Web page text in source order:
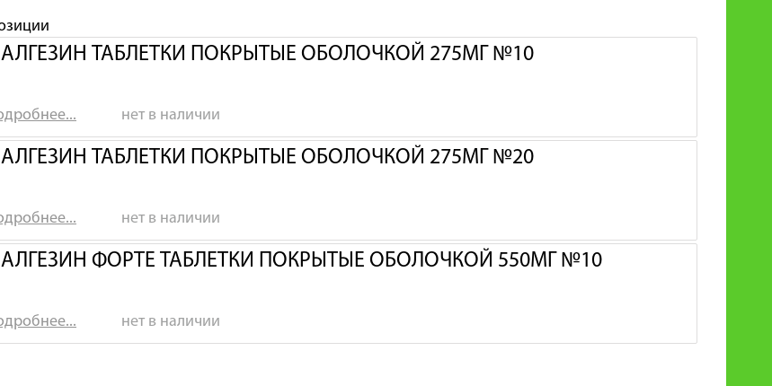
ТАБЛЕТКИ ПОКРЫТЫЕ ОБОЛОЧКОЙ 275МГ №10
нет в наличии
ТАБЛЕТКИ ПОКРЫТЫЕ ОБОЛОЧКОЙ 275МГ №20
нет в наличии
ФОРТЕ ТАБЛЕТКИ ПОКРЫТЫЕ ОБОЛОЧКОЙ 550МГ №10
нет в наличии